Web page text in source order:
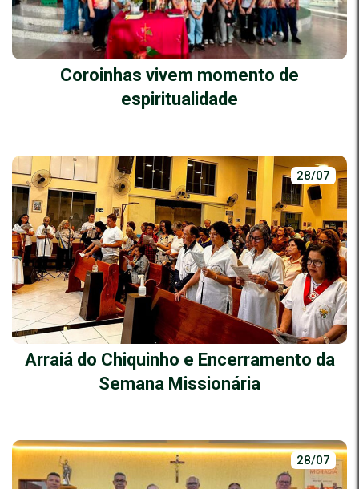
Coroinhas vivem momento de
espiritualidade
28/07
Arraiá do Chiquinho e Encerramento da
Semana Missionária
28/07